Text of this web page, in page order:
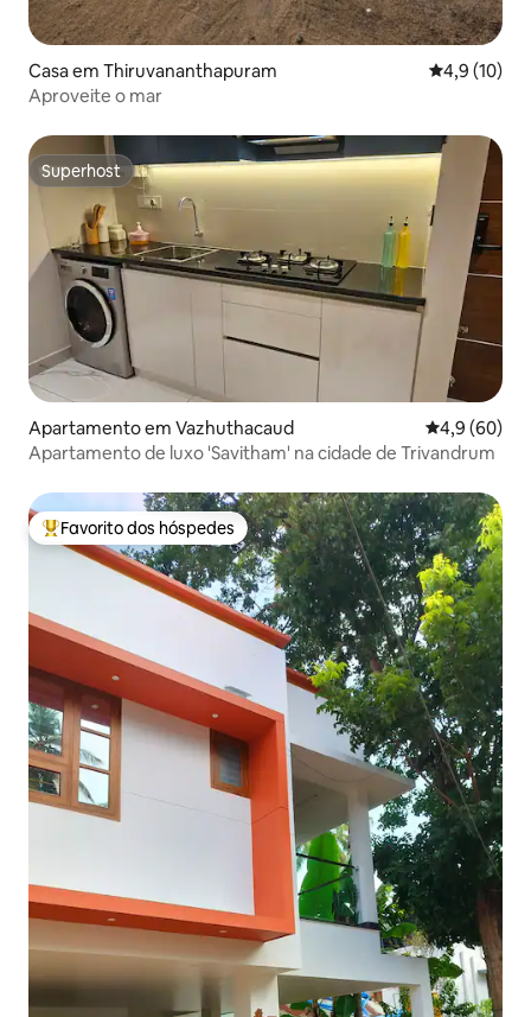
Casa em Thiruvananthapuram
4,9 (10)
Aproveite o mar
Superhost
Superhost
Apartamento em Vazhuthacaud
4,9 (60)
Apartamento de luxo 'Savitham' na cidade de Trivandrum
Favoritos dos hóspedes mais apreciados
Favorito dos hóspedes